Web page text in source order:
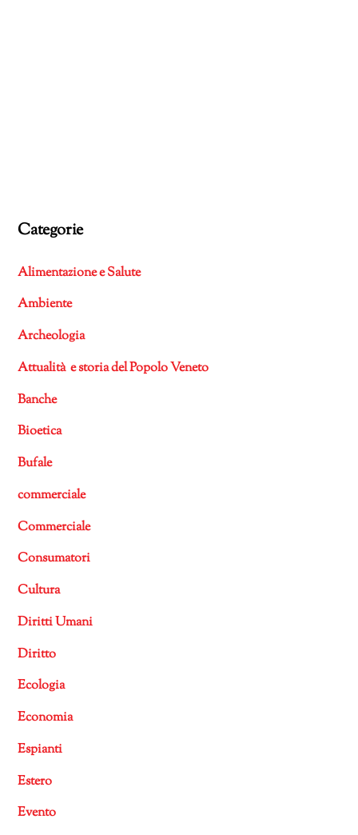
Categorie
Alimentazione e Salute
Ambiente
Archeologia
Attualità e storia del Popolo Veneto
Banche
Bioetica
Bufale
commerciale
Commerciale
Consumatori
Cultura
Diritti Umani
Diritto
Ecologia
Economia
Espianti
Estero
Evento